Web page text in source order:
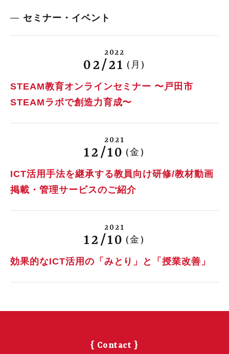
セミナー・イベント
2022
02/21 (月)
STEAM教育オンラインセミナー 〜戸田市
STEAMラボで創造力育成〜
2021
12/10 (金)
ICT活用手法を継承する教員向け研修/教材動画
掲載・管理サービスのご紹介
2021
12/10 (金)
効果的なICT活用の「みとり」と「授業改善」
{ Contact }